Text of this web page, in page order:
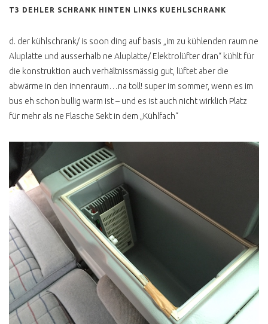
T3 DEHLER SCHRANK HINTEN LINKS KUEHLSCHRANK
d. der kühlschrank/ is soon ding auf basis „im zu kühlenden raum ne
Aluplatte und ausserhalb ne Aluplatte/ Elektrolüfter dran“ kühlt für
die konstruktion auch verhältnissmässig gut, lüftet aber die
abwärme in den innenraum…na toll! super im sommer, wenn es im
bus eh schon bullig warm ist – und es ist auch nicht wirklich Platz
für mehr als ne Flasche Sekt in dem „Kühlfach“